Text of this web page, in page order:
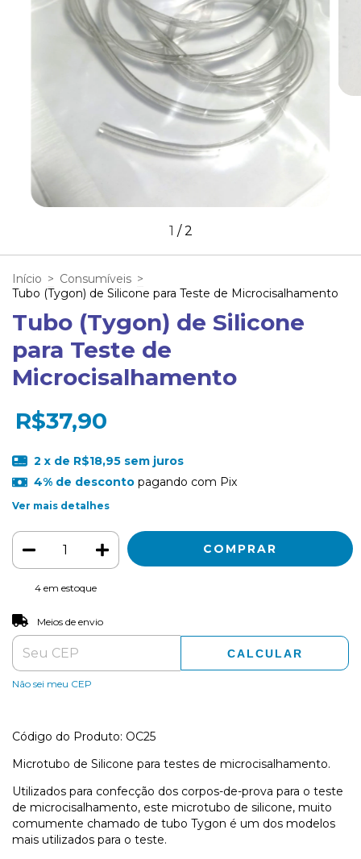
1 /2
Início > Consumíveis >
Tubo (Tygon) de Silicone para Teste de Microcisalhamento
Tubo (Tygon) de Silicone
para Teste de
Microcisalhamento
R$37,90
2 x de R$18,95 sem juros
4% de descontopagando com Pix
Ver mais detalhes
4em estoque
Entregas para o CEP:
Meios de envio
CALCULAR
Não sei meu CEP
Código do Produto: OC25
Microtubo de Silicone para testes de microcisalhamento.
Utilizados para confecção dos corpos-de-prova para o teste
de microcisalhamento, este microtubo de silicone, muito
comumente chamado de tubo Tygon é um dos modelos
mais utilizados para o teste.